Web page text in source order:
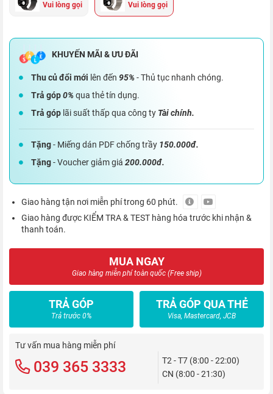
Vui lòng gọi Vui lòng gọi
Thu củ đổi mới lên đến 95%- Thủ tục nhanh chóng.
Trả góp0%qua thẻ tín dụng.
Trả góp lãi suất thấp qua công ty Tài chính.
Tặng- Miếng dán PDF chống trầy 150.000đ.
Tặng- Voucher giảm giá 200.000đ.
Giao hàng tận nơi miễn phí trong 60 phút.
Giao hàng được KIỂM TRA & TEST hàng hóa trước khi nhận &
thanh toán.
MUA NGAY
Giao hàng miễn phí toàn quốc (Free ship)
TRẢ GÓP
Trả trước 0%
TRẢ GÓP QUA THẺ
Visa, Mastercard, JCB
Tư vấn mua hàng miễn phí
039 365 3333
T2 - T7 (8:00 - 22:00)
CN (8:00 - 21:30)